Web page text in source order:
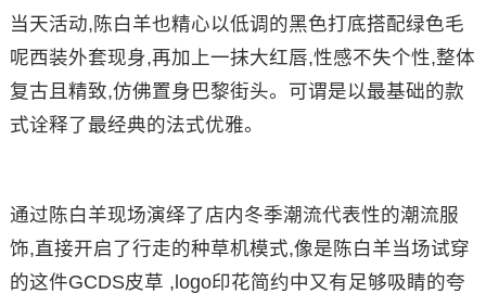
当天活动,陈白羊也精心以低调的黑色打底搭配绿色毛
呢西装外套现身,再加上一抹大红唇,性感不失个性,整体
复古且精致,仿佛置身巴黎街头。可谓是以最基础的款
式诠释了最经典的法式优雅。
通过陈白羊现场演绎了店内冬季潮流代表性的潮流服
饰,直接开启了行走的种草机模式,像是陈白羊当场试穿
的这件GCDS皮草 ,logo印花简约中又有足够吸睛的夸